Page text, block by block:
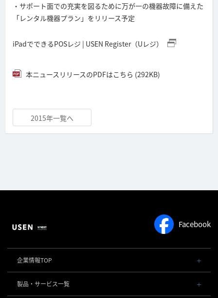
・サポート面での充実を図るために万が一の機器故障に備えた
「レンタル機器プラン」をリリース予定
iPadでできるPOSレジ | USEN Register（Uレジ）
本ニュースリリースのPDFはこちら (292KB)
2015年一覧へ
Facebook
企業情報TOP
会社概要・役員一覧
事業内容
製品・サービス一覧